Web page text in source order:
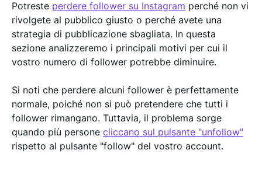
Potreste perdere follower su Instagram perché non vi
rivolgete al pubblico giusto o perché avete una
strategia di pubblicazione sbagliata. In questa
sezione analizzeremo i principali motivi per cui il
vostro numero di follower potrebbe diminuire.
Si noti che perdere alcuni follower è perfettamente
normale, poiché non si può pretendere che tutti i
follower rimangano. Tuttavia, il problema sorge
quando più persone cliccano sul pulsante "unfollow"
rispetto al pulsante "follow" del vostro account.